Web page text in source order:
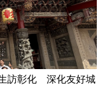
訪彰化 深化友好城